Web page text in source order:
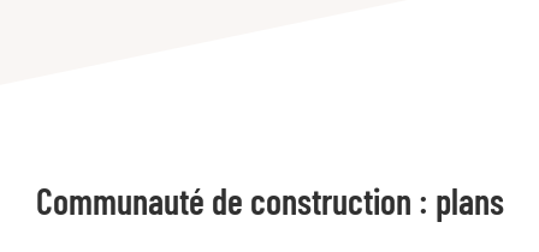
Communauté de construction : plans